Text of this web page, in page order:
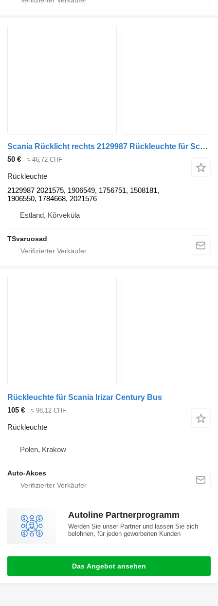
Scania Rücklicht rechts 2129987 Rückleuchte für Scania R410 Sattelzugmaschine
50 € ≈ 46,72 CHF
Rückleuchte
2129987 2021575, 1906549, 1756751, 1508181,
1906550, 1784668, 2021576
Estland, Kõrveküla
TSvaruosad
Rückleuchte für Scania Irizar Century Bus
105 €
≈ 98,12 CHF
Rückleuchte
Polen, Krakow
Auto-Akces
Autoline Partnerprogramm
Werden Sie unser Partner und lassen Sie sich
belohnen, für jeden geworbenen Kunden
Das Angebot ansehen